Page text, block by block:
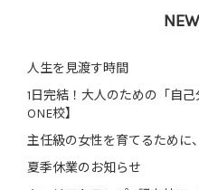
人生を見渡す時間
1日完結！大人のための「自
ONE校】
主任級の女性を育てるために
夏季休業のお知らせ